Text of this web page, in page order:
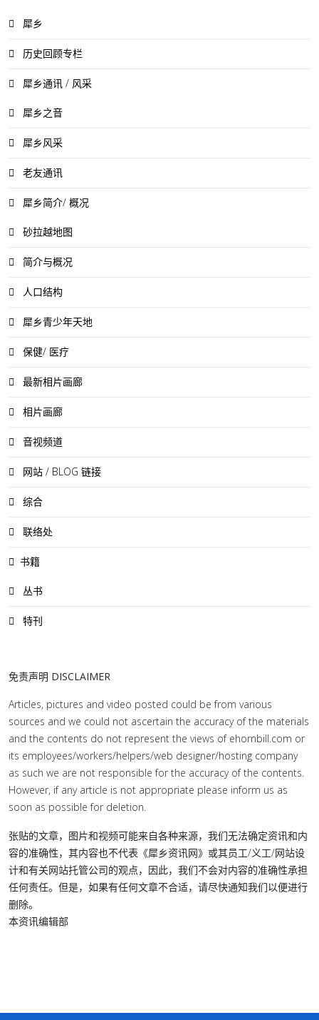
犀乡
历史回顾专栏
犀乡通讯 / 风采
犀乡之音
犀乡风采
老友通讯
犀乡简介/ 概况
砂拉越地图
简介与概况
人口结构
犀乡青少年天地
保健/ 医疗
最新相片画廊
相片画廊
音视频道
网站 / BLOG 链接
综合
联络处
书籍
丛书
特刊
免责声明 DISCLAIMER
Articles, pictures and video posted could be from various
sources and we could not ascertain the accuracy of the materials
and the contents do not represent the views of ehornbill.com or
its employees/workers/helpers/web designer/hosting company
as such we are not responsible for the accuracy of the contents.
However, if any article is not appropriate please inform us as
soon as possible for deletion.
张贴的文章，图片和视频可能来自各种来源，我们无法确定资讯和内
容的准确性，其内容也不代表《犀乡资讯网》或其员工/义工/网站设
计和有关网站托管公司的观点，因此，我们不会对内容的准确性承担
任何责任。但是，如果有任何文章不合适，请尽快通知我们以便进行
删除。
本资讯编辑部